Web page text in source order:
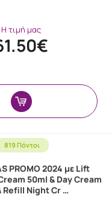
Η τιμή μας
819 Πόντοι
PROMO 2024 με Lift
50ml & Day Cream
Refill Night Cr …